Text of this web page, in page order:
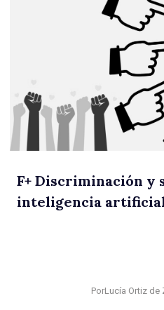
F+ Discriminación y
inteligencia
PorLucía Ortiz de